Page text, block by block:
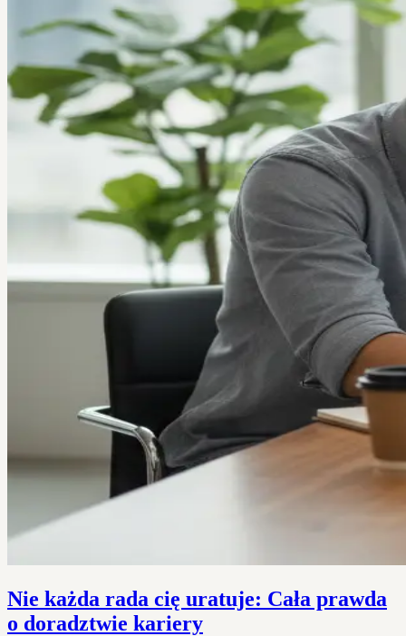
Nie każda rada cię uratuje: Cała prawda
o doradztwie kariery